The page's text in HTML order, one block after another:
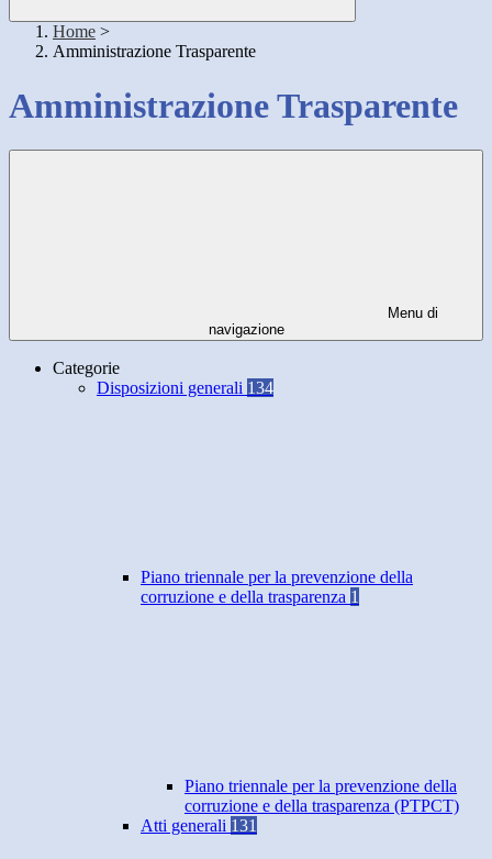
Home >
Amministrazione Trasparente
Amministrazione Trasparente
Menu di
navigazione
Categorie
Disposizioni generali 134
Piano triennale per la prevenzione della
corruzione e della trasparenza 1
Piano triennale per la prevenzione della
corruzione e della trasparenza (PTPCT)
Atti generali 131